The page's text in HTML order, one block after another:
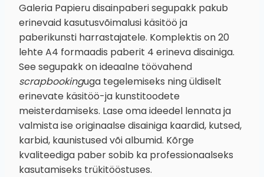
Galeria Papieru disainpaberi segupakk pakub
erinevaid kasutusvõimalusi käsitöö ja
paberikunsti harrastajatele. Komplektis on 20
lehte A4 formaadis paberit 4 erineva disainiga.
See segupakk on ideaalne töövahend
scrapbookinguga tegelemiseks ning üldiselt
erinevate käsitöö-ja kunstitoodete
meisterdamiseks. Lase oma ideedel lennata ja
valmista ise originaalse disainiga kaardid, kutsed,
karbid, kaunistused või albumid. Kõrge
kvaliteediga paber sobib ka professionaalseks
kasutamiseks trükitööstuses.